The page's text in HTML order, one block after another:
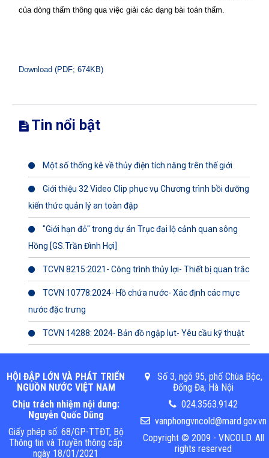
của dòng thấm thông qua việc giải các dạng bài toán thấm.
Download (PDF; 674KB)
Tin nổi bật
Một số thống kê về thủy điện tích năng trên thế giới
Giới thiệu 32 Video Clip phục vụ Chương trình bồi dưỡng
kiến thức quản lý an toàn đập
"Giới hạn đỏ" trong dự án Trục đại lộ cảnh quan sông
Hồng [GS.Trần Đình Hợi]
TCVN 8215:2021- Công trình thủy lợi- Thiết bị quan trắc
TCVN 10778:2024- Hồ chứa nước- Xác định các mực
nước đặc trưng
TCVN 14288: 2024- Bản đồ ngập lụt- Yêu cầu kỹ thuật
HỘI ĐẬP LỚN VÀ PHÁT TRIỂN
NGUỒN NƯỚC VIỆT NAM
Chịu trách nhiệm nội dung:
Nguyễn Quốc Dũng
Giấy phép số: 68/GP-TTĐT, Bộ
Thông tin và Truyền thông cấp
ngày 18/01/2021
Số 3, ngõ 95, phố Chùa Bộc,
Đống Đa, Hà Nội
024.3563.9142
vanphongvncold@mard.gov.vn
Copyright © 2009 - VNCOLD. All
rights reserved